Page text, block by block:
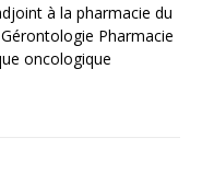
à la pharmacie du
Pharmacie
oncologique